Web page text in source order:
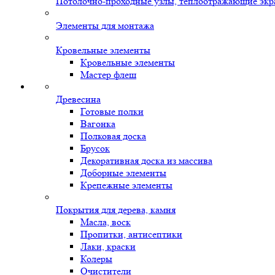
Элементы для монтажа
Кровельные элементы
Кровельные элементы
Мастер флеш
Древесина
Готовые полки
Вагонка
Полковая доска
Брусок
Декоративная доска из массива
Доборные элементы
Крепежные элементы
Покрытия для дерева, камня
Масла, воск
Пропитки, антисептики
Лаки, краски
Колеры
Очистители